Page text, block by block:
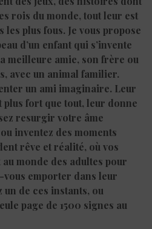
rois du monde, tout leur est
les plus fous. Je vous propose
d’un enfant qui s’invente
meilleure amie, son frère ou
avec un animal familier.
un ami imaginaire. Leur
fort que tout, leur donne
resurgir votre âme
inventez des moments
rêve et réalité, où vos
monde des adultes pour
emporter dans leur
de ces instants, ou
page de 1500 signes au